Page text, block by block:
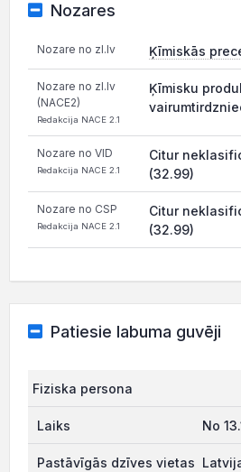
Nozares
Nozare no zl.lv Ķīmiskās
Nozare no zl.lv
(NACE2)
Redakcija NACE 2.1
Ķīmisku
Nozare no VID
Redakcija NACE 2.1
Citur
(32.99)
Nozare no CSP
Redakcija NACE 2.1
Citur
(32.99)
Patiesie labuma guvēji
Fiziska persona
No